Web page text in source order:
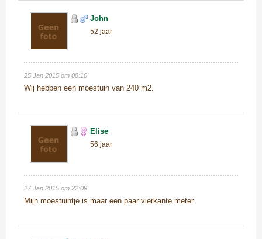
John
52 jaar
25 Jan 2015 om 08:10
Wij hebben een moestuin van 240 m2.
Elise
56 jaar
27 Jan 2015 om 22:09
Mijn moestuintje is maar een paar vierkante meter.